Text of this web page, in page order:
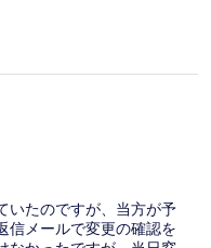
いたのですが、当方が予
信メールで変更の確認を